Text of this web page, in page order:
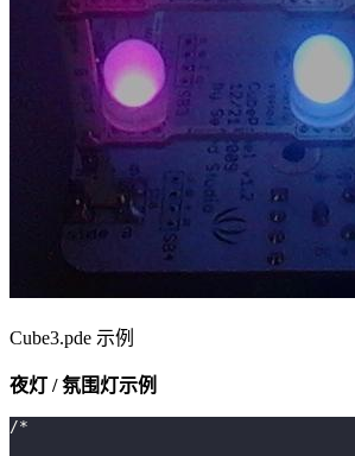
Cube3.pde 示例
夜灯 / 氛围灯示例
/*